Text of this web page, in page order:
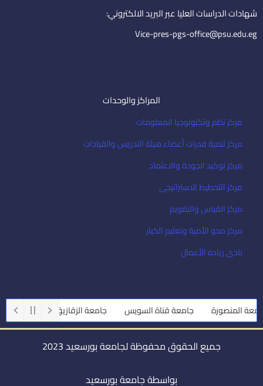
i
l
شهادات الدراسات العليا عبر البريد الالكتروني:
Vice-pres-pgs-office@psu.edu.eg
المراكز والوحدات
مركز نظم وتكنولوجيا المعلومات
مركز تنمية قدرات أعضاء هيئة التدريس والقيادات
مركز توكيد الجودة والاعتماد
مركز التخطيط الاستراتيجى
مركز القياس والتقويم
مركز محو الأمية وتعليم الكبار
نادى ريادة الأعمال
المنصورة جامعة قناة السويس جامعة الزقازيق جامعة أسيوط
جميع الحقوق محفوظة لجامعة بورسعيد 2023
بواسطة جامعة بورسعيد